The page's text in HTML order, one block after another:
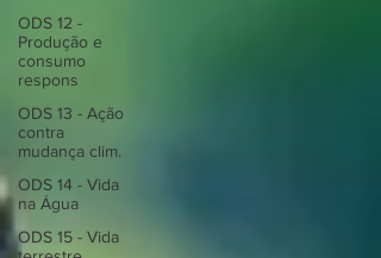
ODS 12 -
Produção e
consumo
respons
ODS 13 - Ação
contra
mudança clim.
ODS 14 - Vida
na Água
ODS 15 - Vida